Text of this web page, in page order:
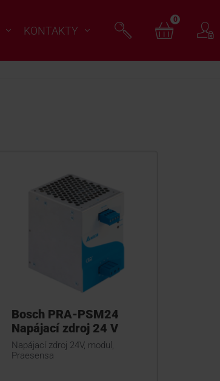
KONTAKTY
0
Bosch PRA-PSM24
Napájací zdroj 24 V
Napájací zdroj 24V, modul,
Praesensa